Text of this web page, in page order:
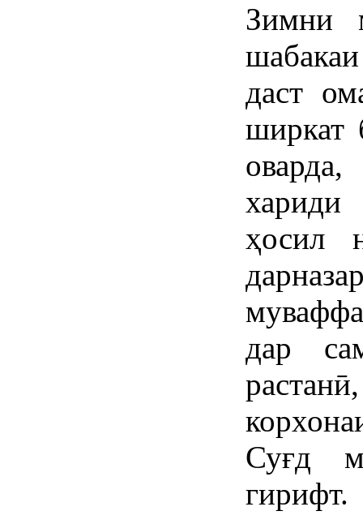
Зимни
даст
ширкат
ҳосил
дар
Суғд
гирифт.